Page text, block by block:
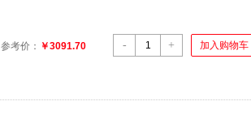
- + 加入购物车
参考价： ￥3091.70